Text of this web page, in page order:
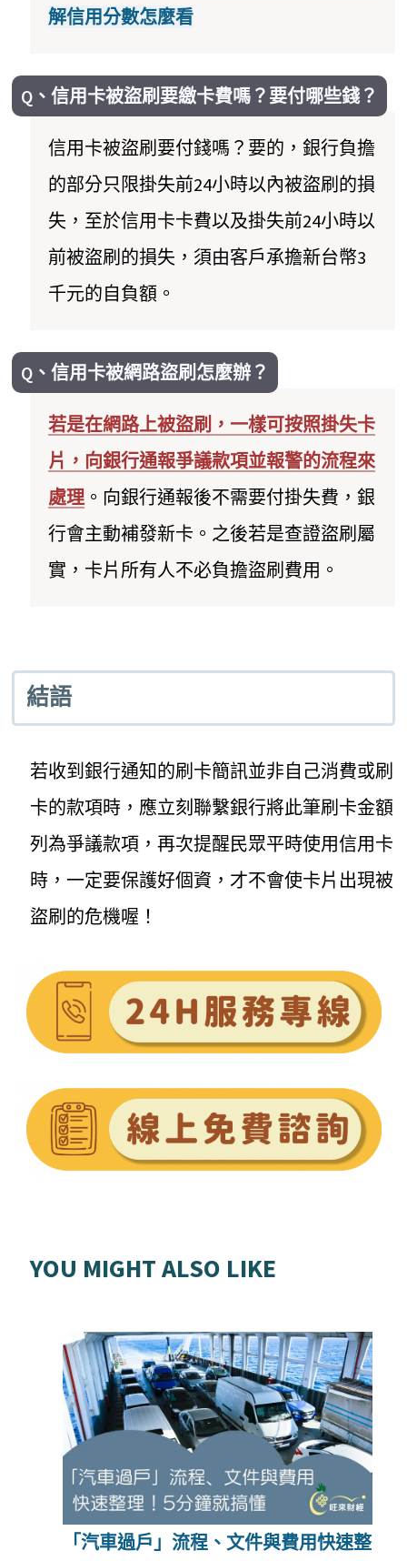
解信用分數怎麼看
Q、信用卡被盜刷要繳卡費嗎？要付哪些錢？
信用卡被盜刷要付錢嗎？要的，銀行負擔
的部分只限掛失前24小時以內被盜刷的損
失，至於信用卡卡費以及掛失前24小時以
前被盜刷的損失，須由客戶承擔新台幣3
千元的自負額。
Q、信用卡被網路盜刷怎麼辦？
若是在網路上被盜刷，一樣可按照掛失卡
片，向銀行通報爭議款項並報警的流程來
處理 。向銀行通報後不需要付掛失費，銀
行會主動補發新卡。之後若是查證盜刷屬
實，卡片所有人不必負擔盜刷費用。
結語
若收到銀行通知的刷卡簡訊並非自己消費或刷
卡的款項時，應立刻聯繫銀行將此筆刷卡金額
列為爭議款項，再次提醒民眾平時使用信用卡
時，一定要保護好個資，才不會使卡片出現被
盜刷的危機喔！
YOU MIGHT ALSO LIKE
「汽車過戶」流程、文件與費用快速整